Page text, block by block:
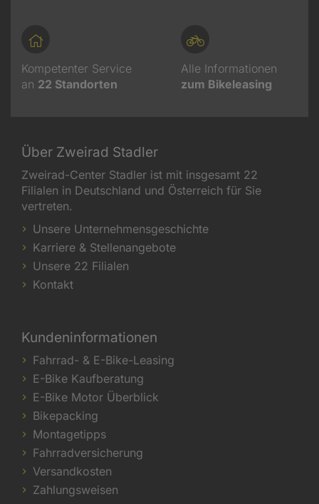
Kompetenter Service
an 22 Standorten
Alle Informationen
zum Bikeleasing
Über Zweirad Stadler
Zweirad-Center Stadler ist mit insgesamt 22
Filialen in Deutschland und Österreich für Sie
vertreten.
Unsere Unternehmensgeschichte
Karriere & Stellenangebote
Unsere 22 Filialen
Kontakt
Kundeninformationen
Fahrrad- & E-Bike-Leasing
E-Bike Kaufberatung
E-Bike Motor Überblick
Bikepacking
Montagetipps
Fahrradversicherung
Versandkosten
Zahlungsweisen